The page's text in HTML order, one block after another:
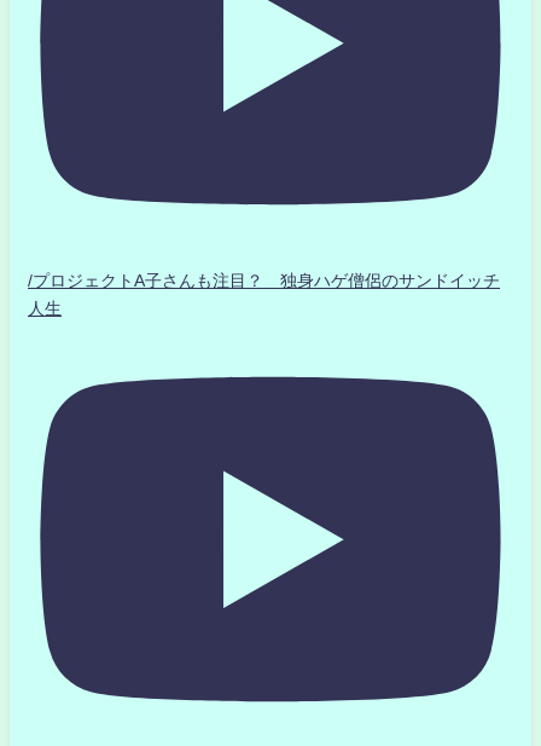
/プロジェクトA子さんも注目？ 独身ハゲ僧侶のサンドイッチ
人生